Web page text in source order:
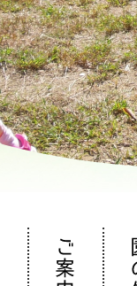
ごあいさつ ご案